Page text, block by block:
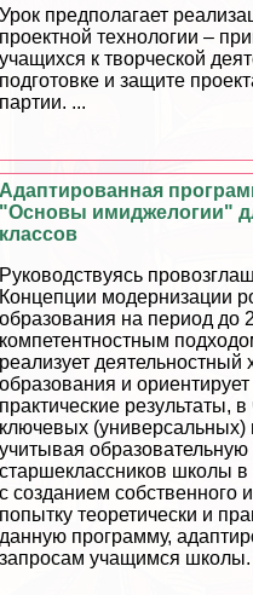
Урок предполагает
проектной технологии –
учащихся к творческой
подготовке и защите
партии. ...
Адаптированная
"Основы имиджелогии"
классов
Руководствуясь
Концепции модернизации
образования на период до
компетентностным
реализует деятельностный
образования и
пpaктические результаты,
ключевых (универсальных)
учитывая образовательную
старшеклассников школы
с созданием собственного
попытку теоретически и
данную программу,
запросам учащимся школы.